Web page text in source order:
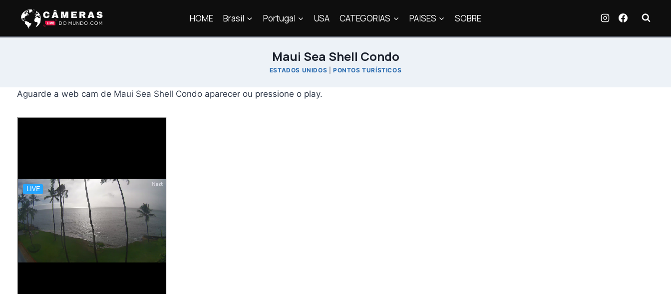
HOME Brasil Portugal USA CATEGORIAS PAISES SOBRE
Maui Sea Shell Condo
ESTADOS UNIDOS PONTOS TURÍSTICOS
Aguarde a web cam de Maui Sea Shell Condo aparecer ou pressione o play.